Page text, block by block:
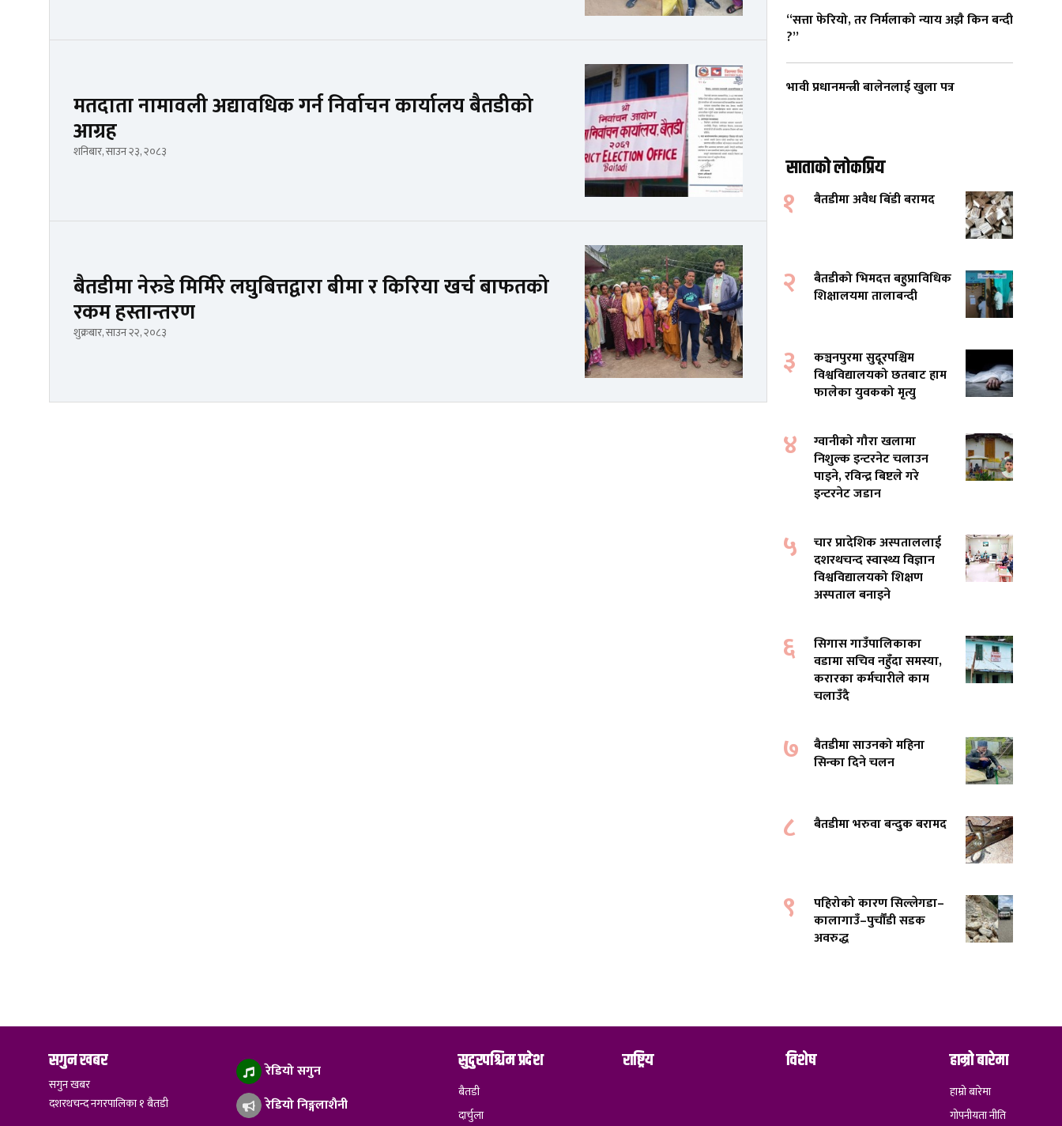
मतदाता नामावली अद्यावधिक गर्न निर्वाचन कार्यालय बैतडीको
आग्रह
शनिबार, साउन २३, २०८३
बैतडीमा नेरुडे मिर्मिरे लघुबित्तद्वारा बीमा र किरिया खर्च बाफतको
रकम हस्तान्तरण
शुक्रबार, साउन २२, २०८३
“सत्ता फेरियो, तर निर्मलाको न्याय अझै किन बन्दी
?”
भावी प्रधानमन्त्री बालेनलाई खुला पत्र
साताको लोकप्रिय
१ बैतडीमा अवैध बिँडी बरामद
२
बैतडीको भिमदत्त बहुप्राविधिक
शिक्षालयमा तालाबन्दी
३
कञ्चनपुरमा सुदूरपश्चिम
विश्वविद्यालयको छतबाट हाम
फालेका युवकको मृत्यु
४
ग्वानीको गौरा खलामा
निशुल्क इन्टरनेट चलाउन
पाइने, रविन्द्र बिष्टले गरे
इन्टरनेट जडान
५
चार प्रादेशिक अस्पताललाई
दशरथचन्द स्वास्थ्य विज्ञान
विश्वविद्यालयको शिक्षण
अस्पताल बनाइने
६
सिगास गाउँपालिकाका
वडामा सचिव नहुँदा समस्या,
करारका कर्मचारीले काम
चलाउँदै
७
बैतडीमा साउनको महिना
सिन्का दिने चलन
८ बैतडीमा भरुवा बन्दुक बरामद
९
पहिरोको कारण सिल्लेगडा–
कालागाउँ–पुर्चौंडी सडक
अवरुद्ध
सगुन खबर
सगुन खबर
दशरथचन्द नगरपालिका १ बैतडी
रेडियो सगुन
रेडियो निङ्गलाशैनी
सुदुरपश्चिम प्रदेश
बैतडी
दार्चुला
राष्ट्रिय विशेष हाम्रो बारेमा
हाम्रो बारेमा
गोपनीयता नीति